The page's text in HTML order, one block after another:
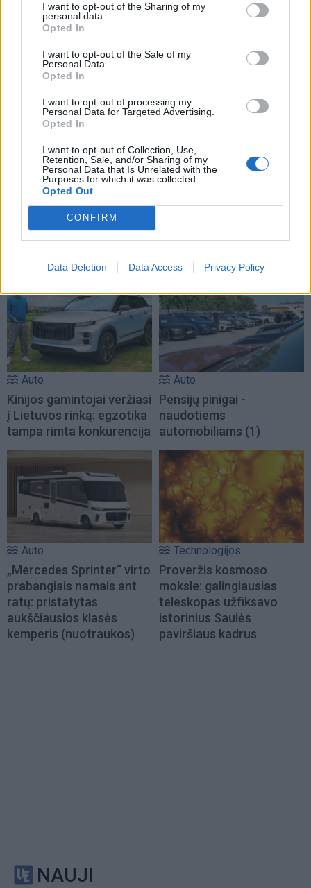
I want to opt-out of the Sharing of my
personal data.
Opted In
I want to opt-out of the Sale of my
Personal Data.
Opted In
I want to opt-out of processing my
Personal Data for Targeted Advertising.
Opted In
I want to opt-out of Collection, Use,
Retention, Sale, and/or Sharing of my
Personal Data that Is Unrelated with the
Purposes for which it was collected.
Opted Out
CONFIRM
Data Deletion Data Access Privacy Policy
Technologijos
„iPhone Air 2“ pasirodys
svarbūs atnaujinimai
Verslas
verslininkas: tai yra ateitis
Verslas
FNTT įšaldė „Mere“
valdytojos lėšas
remontuojamais kelių
ruožais
Auto
Kinijos gamintojai veržiasi
į Lietuvos rinką: egzotika
tampa rimta konkurencija
Auto
Pensijų pinigai -
naudotiems
automobiliams (1)
Auto
„Mercedes Sprinter“ virto
prabangiais namais ant
ratų: pristatytas
aukščiausios klasės
kemperis (nuotraukos)
Technologijos
Proveržis kosmoso
moksle: galingiausias
teleskopas užfiksavo
istorinius Saulės
paviršiaus kadrus
NAUJI